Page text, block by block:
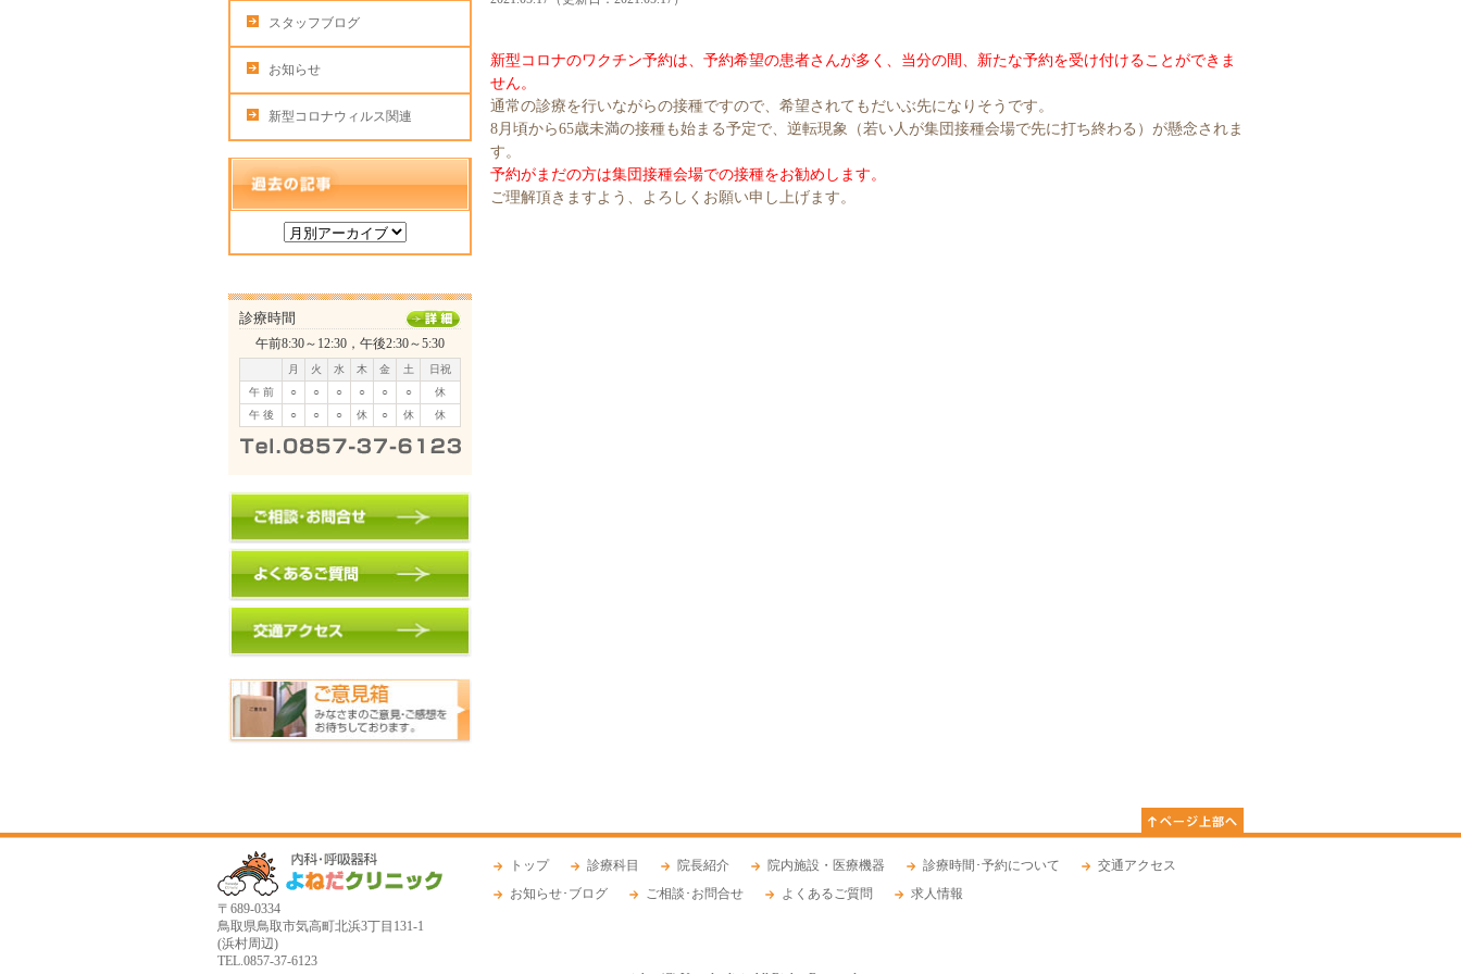
新型コロナのワクチン予約は、予約希望の患者さんが多く、当分の間、新たな予約を受け付けることができま
せん。
通常の診療を行いながらの接種ですので、希望されてもだいぶ先になりそうです。
8月頃から65歳未満の接種も始まる予定で、逆転現象（若い人が集団接種会場で先に打ち終わる）が懸念されま
す。
予約がまだの方は集団接種会場での接種をお勧めします。
ご理解頂きますよう、よろしくお願い申し上げます。
スタッフブログ
お知らせ
新型コロナウィルス関連
診療時間
午前8:30～12:30，午後2:30～5:30
月 火 水 木 金 土
日祝
午 前
○ ○ ○ ○ ○ ○
休
午 後
○ ○ ○ 休 ○ 休 休
トップ 診療科目 院長紹介 院内施設・医療機器 診療時間･予約について
交通アクセス
お知らせ･ブログ
ご相談･お問合せ よくあるご質問
求人情報
〒689-0334
鳥取県鳥取市気高町北浜3丁目131-1
(浜村周辺)
TEL.0857-37-6123